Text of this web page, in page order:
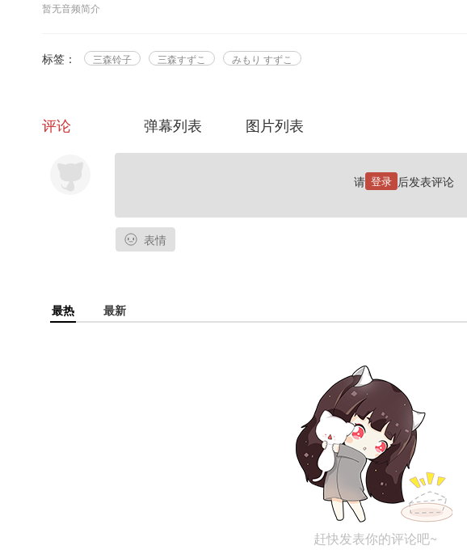
暂无音频简介
标签： 三森铃子 三森すずこ みもり すずこ
评论 弹幕列表 图片列表
请 登录 后发表评论
表情
最热 最新
赶快发表你的评论吧~